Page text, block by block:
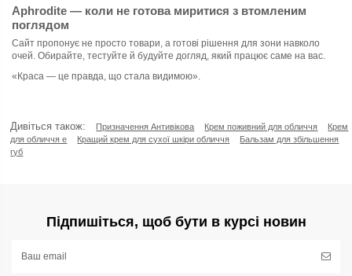
Aphrodite — коли не готова миритися з втомленим
поглядом
Сайт пропонує не просто товари, а готові рішення для зони навколо
очей. Обирайте, тестуйте й будуйте догляд, який працює саме на вас.
«Краса — це правда, що стала видимою».
Дивіться також: Призначення Антивікова Крем поживний для обличчя
Крем
для обличчя е
Кращий крем для сухої шкіри обличчя
Бальзам для збільшення
губ
Підпишіться, щоб бути в курсі новин